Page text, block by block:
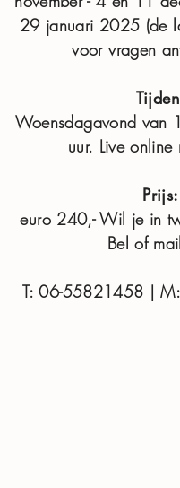
29 januari 2025 (de
voor vragen
Woensdagavond
uur. Live online
Prijs:
euro 240,- Wil je in
Bel of
T: 06-55821458 | M: